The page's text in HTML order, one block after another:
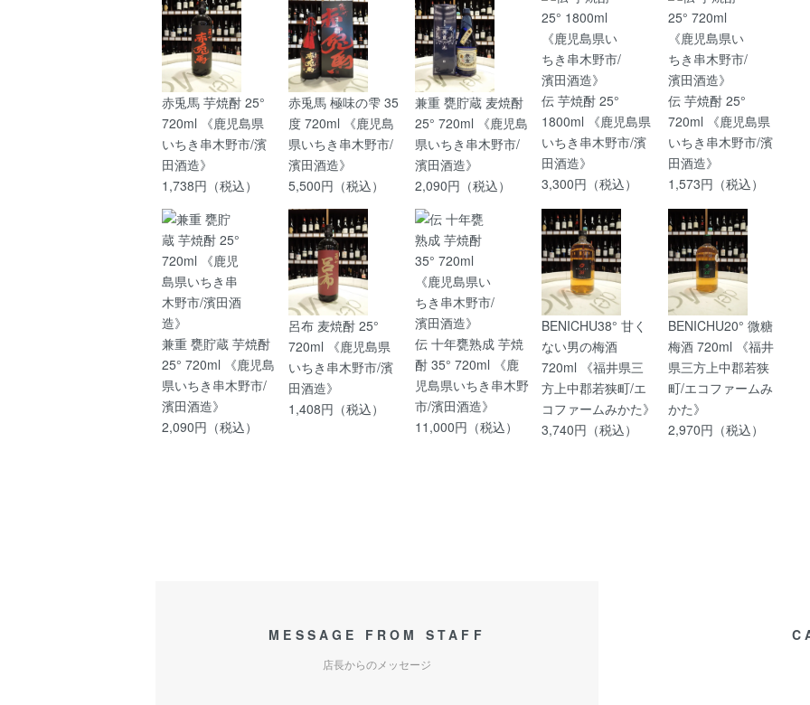
赤兎馬 芋焼酎 25°
720ml 《鹿児島県
いちき串木野市/濱
田酒造》
1,738円（税込）
赤兎馬 極味の雫 35
度 720ml 《鹿児島
県いちき串木野市/
濱田酒造》
5,500円（税込）
兼重 甕貯蔵 麦焼酎
25° 720ml 《鹿児島
県いちき串木野市/
濱田酒造》
2,090円（税込）
伝 芋焼酎 25°
1800ml 《鹿児島県
いちき串木野市/濱
田酒造》
3,300円（税込）
伝 芋焼酎 25°
720ml 《鹿児島県
いちき串木野市/濱
田酒造》
1,573円（税込）
兼重 甕貯蔵 芋焼酎
25° 720ml 《鹿児島
県いちき串木野市/
濱田酒造》
2,090円（税込）
呂布 麦焼酎 25°
720ml 《鹿児島県
いちき串木野市/濱
田酒造》
1,408円（税込）
伝 十年甕熟成 芋焼
酎 35° 720ml 《鹿
児島県いちき串木野
市/濱田酒造》
11,000円（税込）
BENICHU38° 甘く
ない男の梅酒
720ml 《福井県三
方上中郡若狭町/エ
コファームみかた》
3,740円（税込）
BENICHU20° 微糖
梅酒 720ml 《福井
県三方上中郡若狭
町/エコファームみ
かた》
2,970円（税込）
MESSAGE FROM STAFF
店長からのメッセージ